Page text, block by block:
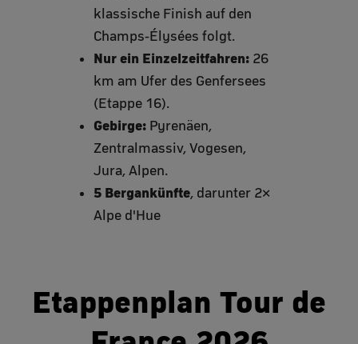
klassische Finish auf den
Champs-Élysées folgt.
Nur ein Einzelzeitfahren: 26
km am Ufer des Genfersees
(Etappe 16).
Gebirge: Pyrenäen,
Zentralmassiv, Vogesen,
Jura, Alpen.
5 Bergankünfte, darunter 2×
Alpe d'Hue
Etappenplan Tour de